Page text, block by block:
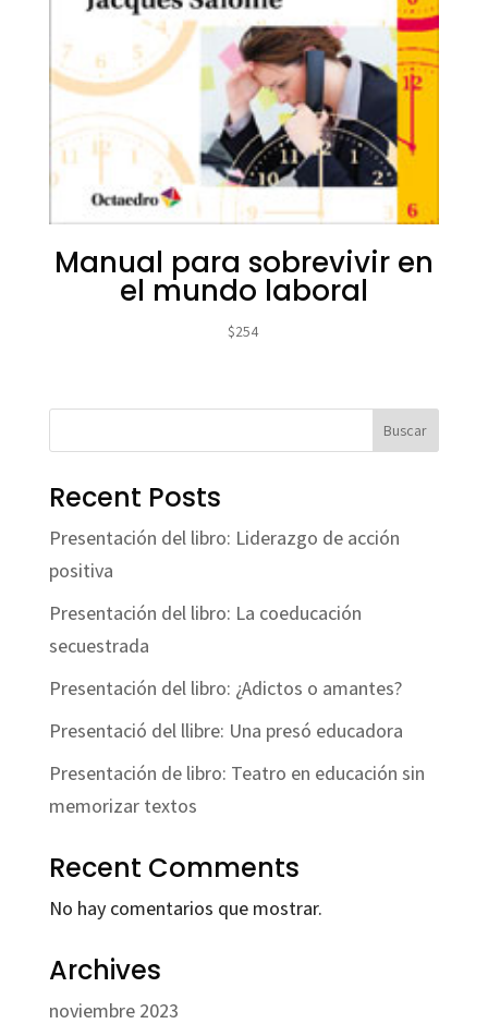
Manual para sobrevivir en
el mundo laboral
$254
Buscar
Recent Posts
Presentación del libro: Liderazgo de acción
positiva
Presentación del libro: La coeducación
secuestrada
Presentación del libro: ¿Adictos o amantes?
Presentació del llibre: Una presó educadora
Presentación de libro: Teatro en educación sin
memorizar textos
Recent Comments
No hay comentarios que mostrar.
Archives
noviembre 2023